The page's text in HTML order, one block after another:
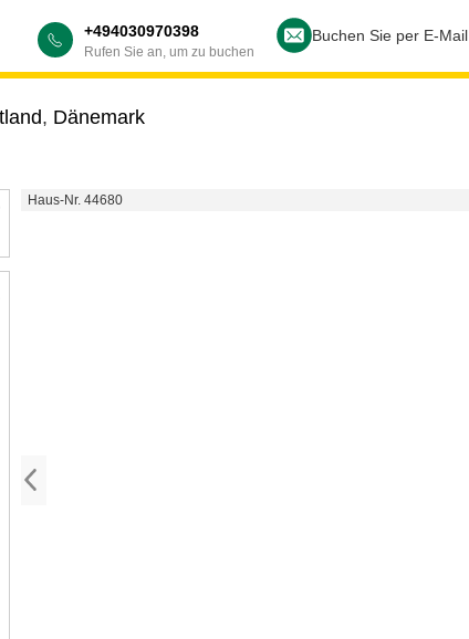
+494030970398
Rufen Sie an, um zu buchen
Buchen Sie per E-Mail
, Dänemark
Haus-Nr. 44680